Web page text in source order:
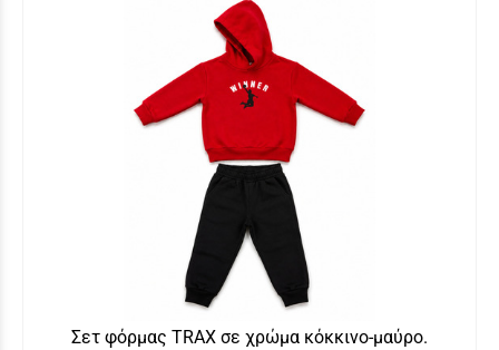
Σετ φόρμας ΤRAX σε χρώμα κόκκινο-μαύρο.